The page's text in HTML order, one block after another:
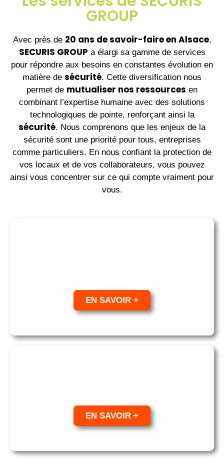
GROUP
Avec près de 20 ans de savoir-faire en Alsace,
SECURIS GROUP a élargi sa gamme de services
pour répondre aux besoins en constantes évolution en
matière de sécurité. Cette diversification nous
permet de mutualiser nos ressources en
combinant l’expertise humaine avec des solutions
technologiques de pointe, renforçant ainsi la
sécurité. Nous comprenons que les enjeux de la
sécuritésont une priorité pour tous, entreprises
comme particuliers. En nous confiant la protection de
vos locaux et de vos collaborateurs, vous pouvez
ainsi vous concentrer sur ce qui compte vraiment pour
vous.
EN SAVOIR +
EN SAVOIR +